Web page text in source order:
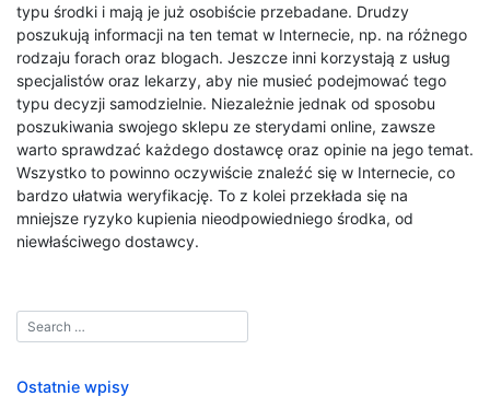
typu środki i mają je już osobiście przebadane. Drudzy
poszukują informacji na ten temat w Internecie, np. na różnego
rodzaju forach oraz blogach. Jeszcze inni korzystają z usług
specjalistów oraz lekarzy, aby nie musieć podejmować tego
typu decyzji samodzielnie. Niezależnie jednak od sposobu
poszukiwania swojego sklepu ze sterydami online, zawsze
warto sprawdzać każdego dostawcę oraz opinie na jego temat.
Wszystko to powinno oczywiście znaleźć się w Internecie, co
bardzo ułatwia weryfikację. To z kolei przekłada się na
mniejsze ryzyko kupienia nieodpowiedniego środka, od
niewłaściwego dostawcy.
Ostatnie wpisy